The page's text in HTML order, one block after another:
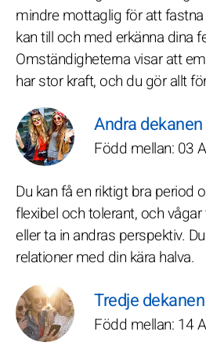
mindre mottaglig för att
kan till och med erkänna dina
Omständigheterna visar att
har stor kraft, och du gör allt
Andra dekanen
Född mellan: 03
Du kan få en riktigt bra period
flexibel och tolerant, och
eller ta in andras perspektiv.
relationer med din kära halva.
Tredje dekanen
Född mellan: 14